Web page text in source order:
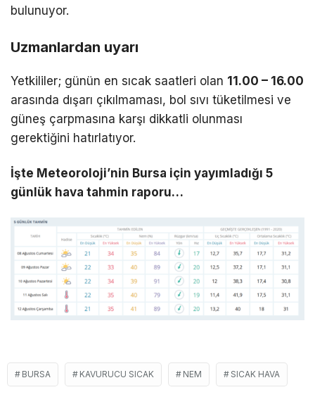
bulunuyor.
Uzmanlardan uyarı
Yetkililer; günün en sıcak saatleri olan 11.00 – 16.00
arasında dışarı çıkılmaması, bol sıvı tüketilmesi ve
güneş çarpmasına karşı dikkatli olunması
gerektiğini hatırlatıyor.
İşte Meteoroloji’nin Bursa için yayımladığı 5
günlük hava tahmin raporu…
BURSA KAVURUCU SICAK NEM SICAK HAVA